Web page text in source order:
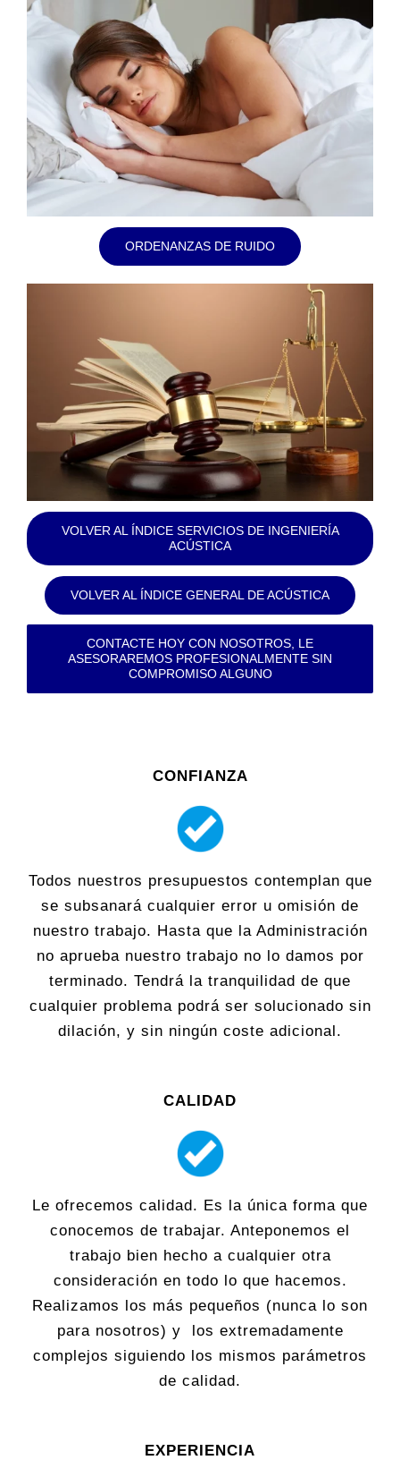
ORDENANZAS DE RUIDO
VOLVER AL ÍNDICE SERVICIOS DE INGENIERÍA
ACÚSTICA
VOLVER AL ÍNDICE GENERAL DE ACÚSTICA
CONTACTE HOY CON NOSOTROS, LE
ASESORAREMOS PROFESIONALMENTE SIN
COMPROMISO ALGUNO
CONFIANZA
Todos nuestros presupuestos contemplan que
se subsanará cualquier error u omisión de
nuestro trabajo. Hasta que la Administración
no aprueba nuestro trabajo no lo damos por
terminado. Tendrá la tranquilidad de que
cualquier problema podrá ser solucionado sin
dilación, y sin ningún coste adicional.
CALIDAD
Le ofrecemos calidad. Es la única forma que
conocemos de trabajar. Anteponemos el
trabajo bien hecho a cualquier otra
consideración en todo lo que hacemos.
Realizamos los más pequeños (nunca lo son
para nosotros) y los extremadamente
complejos siguiendo los mismos parámetros
de calidad.
EXPERIENCIA